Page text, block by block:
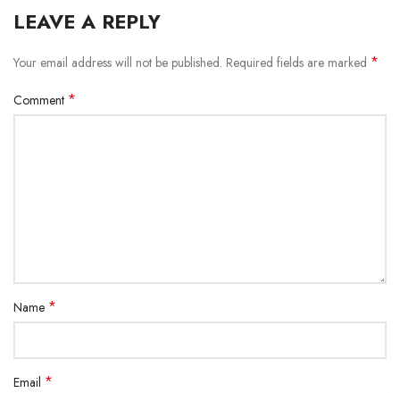
LEAVE A REPLY
Your email address will not be published. Required fields are marked *
Comment *
Name *
Email *